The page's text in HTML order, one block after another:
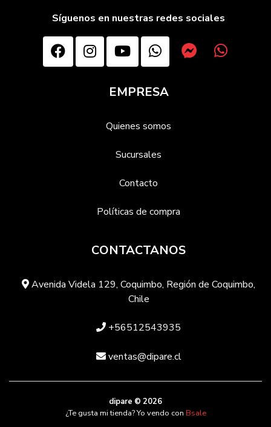
Síguenos en nuestras redes sociales
EMPRESA
Quienes somos
Sucursales
Contacto
Políticas de compra
CONTACTANOS
Avenida Videla 129, Coquimbo, Región de Coquimbo,
Chile
+56512543935
ventas@dipare.cl
dipare © 2026
¿Te gusta mi tienda? Yo vendo con Bsale